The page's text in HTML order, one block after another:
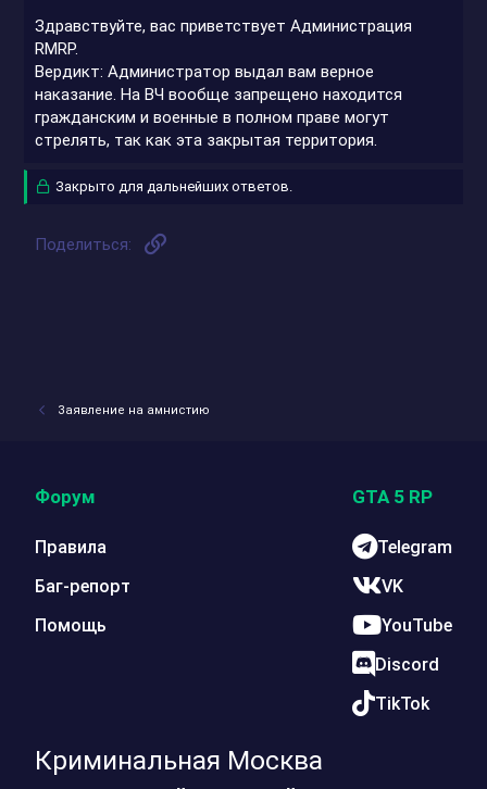
Здравствуйте, вас приветствует Администрация
RMRP.
Вердикт: Администратор выдал вам верное
наказание. На ВЧ вообще запрещено находится
гражданским и военные в полном праве могут
стрелять, так как эта закрытая территория.
Закрыто для дальнейших ответов.
Поделиться:
Заявление на амнистию
Криминальная Москва
Форум
Правила
Баг-репорт
Помощь
GTA 5 RP
Telegram
VK
YouTube
Discord
TikTok